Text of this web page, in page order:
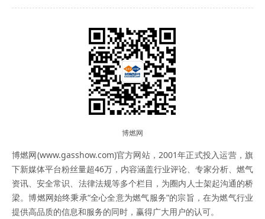
博燃网
博燃网(www.gasshow.com)官方网站，2001年正式投入运营，旗
下新媒体平台粉丝量超46万，内容涵盖行业评论、专家分析、燃气
资讯、安全常识、法律法规等多个栏目，为圈内人士架起沟通的桥
梁。博燃网始终秉承“全心全意为燃气服务”的宗旨，在为燃气行业
提供高品质的信息和服务的同时，赢得广大用户的认可。